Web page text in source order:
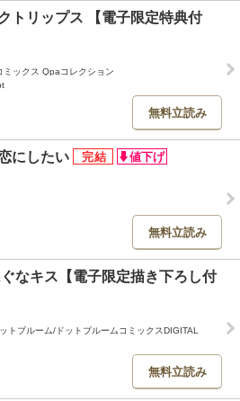
トリップス 【電子限定特典付
ックス Qpaコレクション
無料立読み
にしたい
無料立読み
なキス【電子限定描き下ろし付
トブルーム/ドットブルームコミックスDIGITAL
無料立読み